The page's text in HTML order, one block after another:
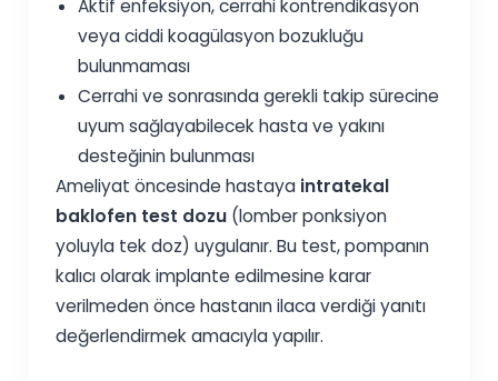
Aktif enfeksiyon, cerrahi kontrendikasyon
veya ciddi koagülasyon bozukluğu
bulunmaması
Cerrahi ve sonrasında gerekli takip sürecine
uyum sağlayabilecek hasta ve yakını
desteğinin bulunması
Ameliyat öncesinde hastaya intratekal
baklofen test dozu (lomber ponksiyon
yoluyla tek doz) uygulanır. Bu test, pompanın
kalıcı olarak implante edilmesine karar
verilmeden önce hastanın ilaca verdiği yanıtı
değerlendirmek amacıyla yapılır.